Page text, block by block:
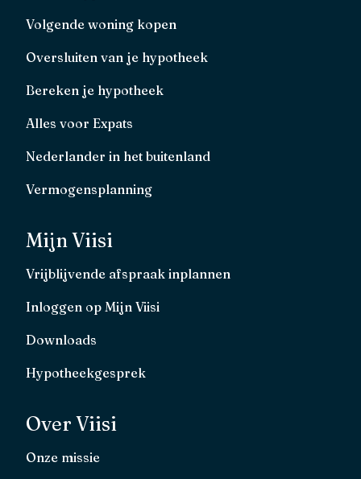
Volgende woning kopen
Oversluiten van je hypotheek
Bereken je hypotheek
Alles voor Expats
Nederlander in het buitenland
Vermogensplanning
Mijn Viisi
Vrijblijvende afspraak inplannen
Inloggen op Mijn Viisi
Downloads
Hypotheekgesprek
Over Viisi
Onze missie